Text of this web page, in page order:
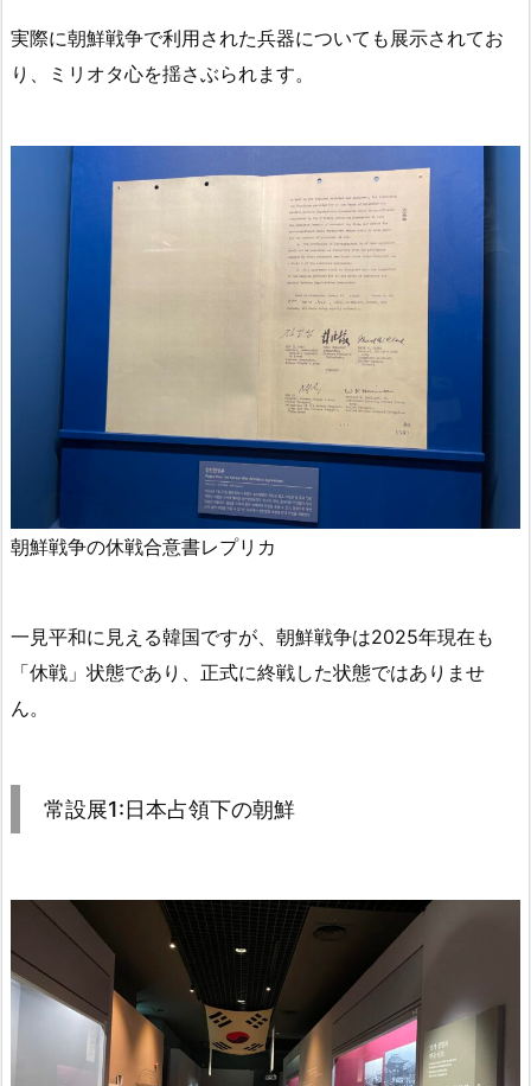
実際に朝鮮戦争で利用された兵器についても展示されてお
り、ミリオタ心を揺さぶられます。
朝鮮戦争の休戦合意書レプリカ
一見平和に見える韓国ですが、朝鮮戦争は2025年現在も
「休戦」状態であり、正式に終戦した状態ではありませ
ん。
常設展1:日本占領下の朝鮮